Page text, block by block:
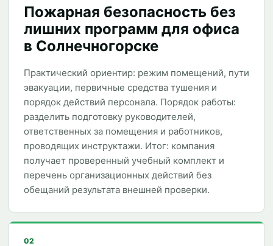
Пожарная безопасность без
лишних программ для офиса
в Солнечногорске
Практический ориентир: режим помещений, пути
эвакуации, первичные средства тушения и
порядок действий персонала. Порядок работы:
разделить подготовку руководителей,
ответственных за помещения и работников,
проводящих инструктажи. Итог: компания
получает проверенный учебный комплект и
перечень организационных действий без
обещаний результата внешней проверки.
02